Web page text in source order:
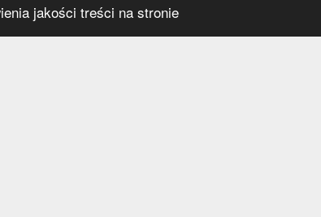
jakości treści na stronie